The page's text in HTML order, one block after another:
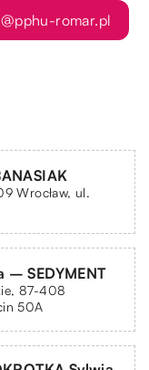
romar.pl
Wrocław, ul.
– SEDYMENT
87-408
50A